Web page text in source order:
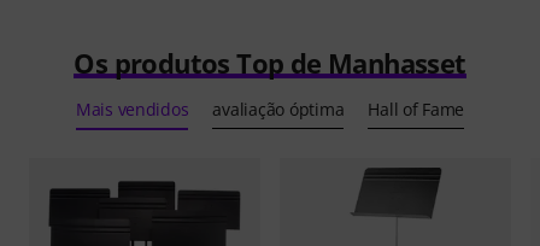
Os produtos Top de Manhasset
Mais vendidos avaliação óptima Hall of Fame